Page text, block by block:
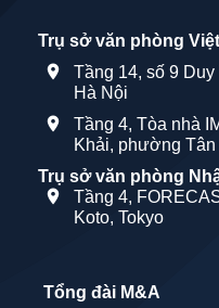
Trụ sở văn phòng
Tầng 14, số 9
Hà Nội
Tầng 4, Tòa nhà
Khải, phường
Trụ sở văn phòng
Tầng 4,
Koto, Tokyo
Tổng đài M&A